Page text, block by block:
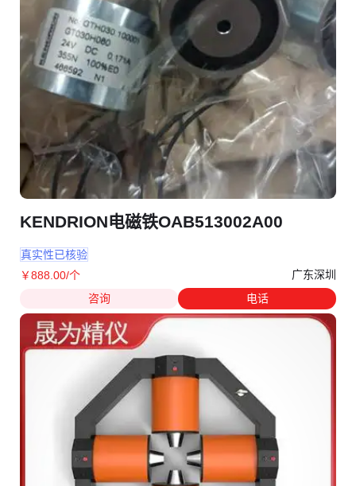
KENDRION电磁铁OAB513002A00
真实性已核验
￥888 .00/个
广东深圳
咨询
电话